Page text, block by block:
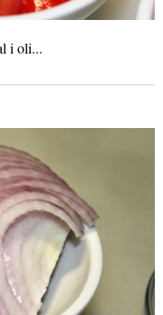
i oli...